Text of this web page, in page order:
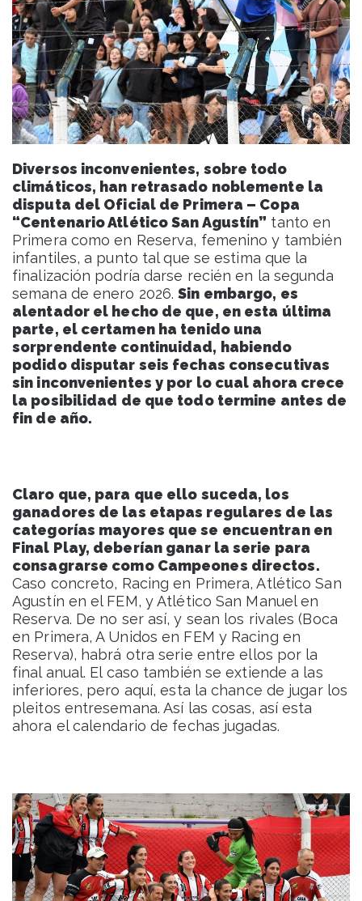
Diversos inconvenientes, sobre todo
climáticos, han retrasado noblemente la
disputa del Oficial de Primera – Copa
“Centenario Atlético San Agustín” tanto en
Primera como en Reserva, femenino y también
infantiles, a punto tal que se estima que la
finalización podría darse recién en la segunda
semana de enero 2026.Sin embargo, es
alentador el hecho de que, en esta última
parte, el certamen ha tenido una
sorprendente continuidad, habiendo
podido disputar seis fechas consecutivas
sin inconvenientes y por lo cual ahora crece
la posibilidad de que todo termine antes de
fin de año.
Claro que, para que ello suceda, los
ganadores de las etapas regulares de las
categorías mayores que se encuentran en
Final Play, deberían ganar la serie para
consagrarse como Campeones directos.
Caso concreto, Racing en Primera, Atlético San
Agustín en el FEM, y Atlético San Manuel en
Reserva. De no ser así, y sean los rivales (Boca
en Primera, A Unidos en FEM y Racing en
Reserva), habrá otra serie entre ellos por la
final anual. El caso también se extiende a las
inferiores, pero aquí, esta la chance de jugar los
pleitos entresemana. Así las cosas, así esta
ahora el calendario de fechas jugadas.